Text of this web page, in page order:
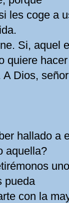
les coge a
Si, aquel
quiere hacer
A Dios,
hallado a
aquella?
pueda
con la